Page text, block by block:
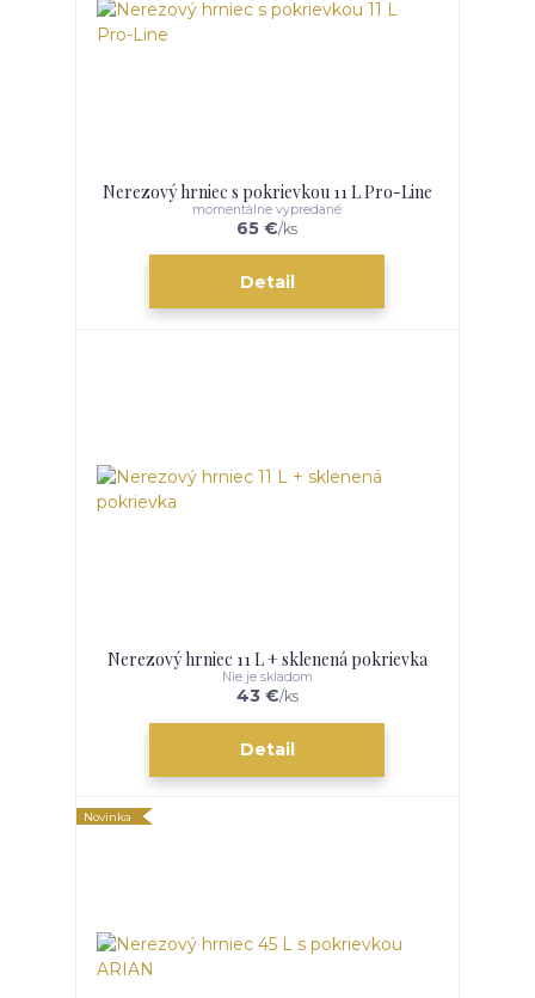
Nerezový hrniec s pokrievkou 11 L Pro-Line
65 €/ks
momentálne vypredané
Detail
Nerezový hrniec 11 L + sklenená pokrievka
43 €/ks
Nie je skladom
Detail
Novinka